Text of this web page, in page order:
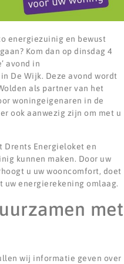
energiezuinig en bewust
Kom dan op dinsdag 4
avond in
De Wijk. Deze avond wordt
als partner van het
woningeigenaren in de
ook aanwezig zijn om met u
Drents Energieloket en
kunnen maken. Door uw
u uw wooncomfort, doet
uw energierekening omlaag.
met
wij informatie geven over